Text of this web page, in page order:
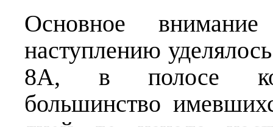
Основное
наступлению
8А, в полосе
большинство